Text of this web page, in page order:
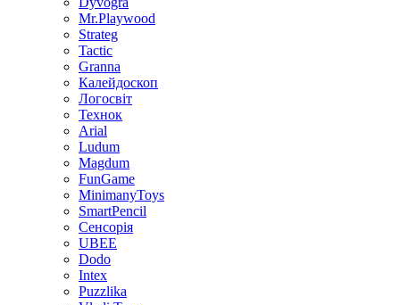
Mr.Playwood
Strateg
Tactic
Granna
Калейдоскоп
Логосвіт
Технок
Arial
Ludum
Magdum
FunGame
MinimanyToys
SmartPencil
Сенсорія
UBEE
Dodo
Intex
Puzzlika